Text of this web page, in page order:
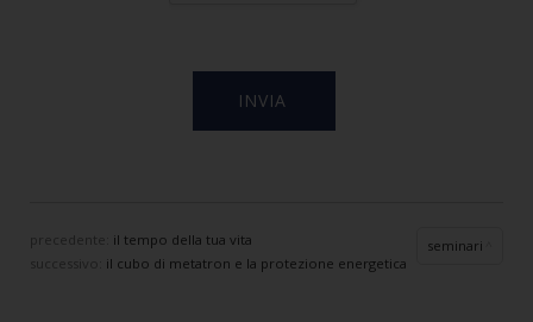
precedente: il tempo della tua vita
il cubo di metatron e la protezione energetica
seminari